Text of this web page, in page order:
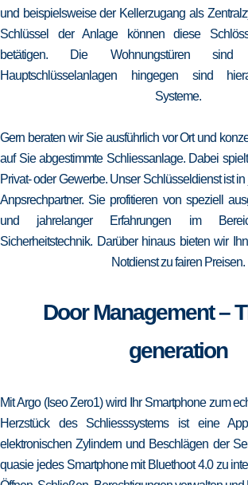
und beispielsweise der Kellerzugang als
Schlüssel der Anlage können diese
betätigen. Die Wohnungstüren sind
Hauptschlüsselanlagen hingegen sind
Systeme.
Gern beraten wir Sie ausführlich vor Ort und
auf Sie abgestimmte Schliessanlage. Dabei
Privat- oder Gewerbe. Unser Schlüsseldienst ist
Anpsrechpartner. Sie profitieren von speziell
und jahrelanger Erfahrungen im
Sicherheitstechnik. Darüber hinaus bieten wir
Notdienst zu fairen Preisen.
Door Management –
generation
Mit Argo (Iseo Zero1) wird Ihr Smartphone zum
Herzstück des Schliesssystems ist eine
elektronischen Zylindern und Beschlägen der
quasie jedes Smartphone mit Bluethoot 4.0 zu